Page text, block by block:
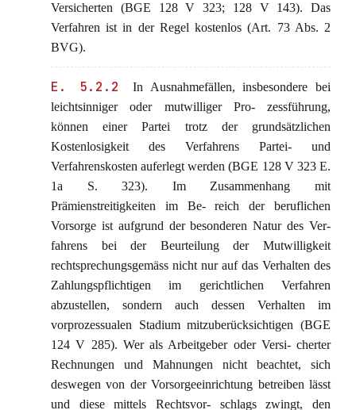
Versicherten (BGE 128 V 323; 128 V 143). Das
Verfahren ist in der Regel kostenlos (Art. 73 Abs. 2
BVG).
E. 5.2.2
In Ausnahmefällen, insbesondere bei
leichtsinniger oder mutwilliger Pro- zessführung,
können einer Partei trotz der grundsätzlichen
Kostenlosigkeit des Verfahrens Partei- und
Verfahrenskosten auferlegt werden (BGE 128 V 323 E.
1a S. 323). Im Zusammenhang mit
Prämienstreitigkeiten im Be- reich der beruflichen
Vorsorge ist aufgrund der besonderen Natur des Ver-
fahrens bei der Beurteilung der Mutwilligkeit
rechtsprechungsgemäss nicht nur auf das Verhalten des
Zahlungspflichtigen im gerichtlichen Verfahren
abzustellen, sondern auch dessen Verhalten im
vorprozessualen Stadium mitzuberücksichtigen (BGE
124 V 285). Wer als Arbeitgeber oder Versi- cherter
Rechnungen und Mahnungen nicht beachtet, sich
deswegen von der Vorsorgeeinrichtung betreiben lässt
und diese mittels Rechtsvor- schlags zwingt, den